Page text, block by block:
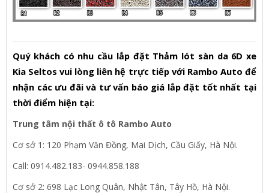
Quý khách có nhu cầu lắp đặt Thảm lót sàn da 6D xe
Kia Seltos vui lòng liên hệ trực tiếp với Rambo Auto để
nhận các ưu đãi và tư vấn báo giá lắp đặt tốt nhất tại
thời điểm hiện tại:
Trung tâm nội thất ô tô Rambo Auto
Cơ sở 1: 120 Phạm Văn Đồng, Mai Dịch, Cầu Giấy, Hà Nội.
Call: 0914.482.183- 0944.858.188
Cơ sở 2: 698 Lạc Long Quân, Nhật Tân, Tây Hồ, Hà Nội.